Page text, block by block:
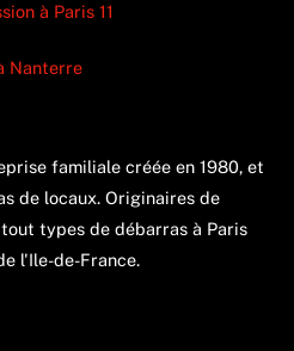
à Paris 11
Nanterre
familiale créée en 1980, et
de locaux. Originaires de
types de débarras à Paris
l'Ile-de-France.